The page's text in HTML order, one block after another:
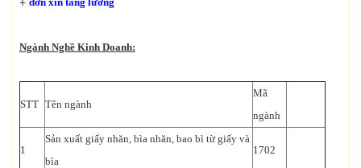
Ngành Nghề Kinh Doanh:
STT Tên ngành
Mã
ngành
1
Sản xuất giấy nhăn, bìa nhăn, bao bì từ giấy và
bìa
1702